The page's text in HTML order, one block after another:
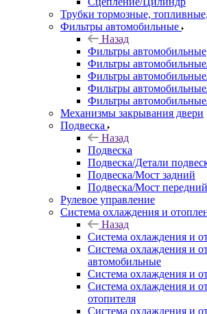
Трубки тормозные,
Фильтры автомобильные
Назад
Фильтры автомобильные
Фильтры
Фильтры
Фильтры
Фильтры
Механизмы закрывания двери
Подвеска
Назад
Подвеска
Подвеска/Детали
Подвеска/Мост задний
Подвеска/Мост передний
Рулевое управление
Система охлаждения и
Назад
Система охлаждения и
Система охлаждения и
автомобильные
Система охлаждения и
Система охлаждения и
отопителя
Система охлаждения и